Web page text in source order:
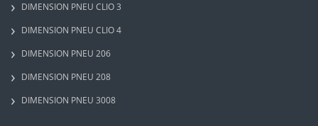
DIMENSION PNEU CLIO 3
DIMENSION PNEU CLIO 4
DIMENSION PNEU 206
DIMENSION PNEU 208
DIMENSION PNEU 3008